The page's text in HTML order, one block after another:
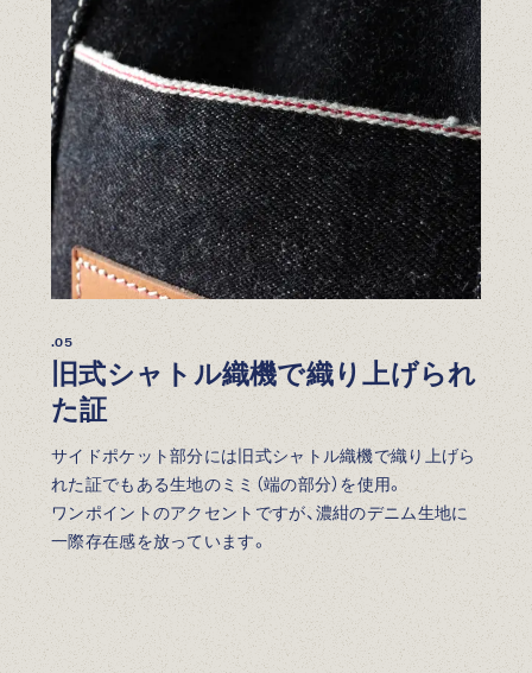
.05
旧式シャトル織機で織り上げられ
た証
サイドポケット部分には旧式シャトル織機で織り上げら
れた証でもある生地のミミ（端の部分）を使用。
ワンポイントのアクセントですが、濃紺のデニム生地に
一際存在感を放っています。